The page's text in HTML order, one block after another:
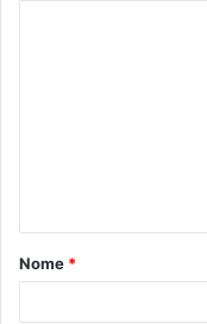
Nome *